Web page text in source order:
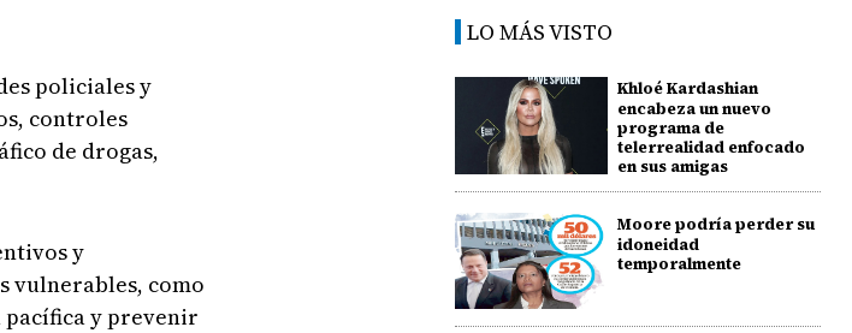
policiales y
controles
de drogas,
y
vulnerables, como
y prevenir
LO MÁS VISTO
Khloé Kardashian
encabeza un nuevo
programa de
telerrealidad enfocado
en sus amigas
Moore podría perder su
idoneidad
temporalmente